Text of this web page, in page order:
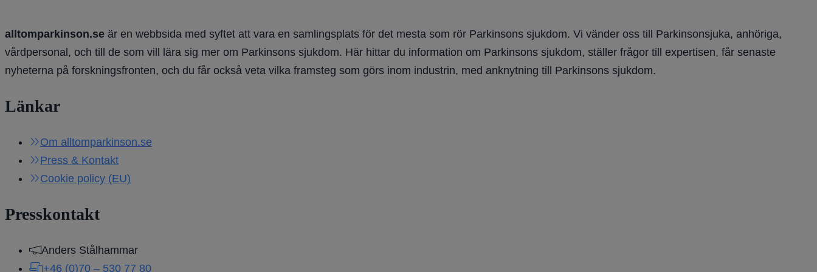
alltomparkinson.se är en webbsida med syftet att vara en samlingsplats för det mesta som rör Parkinsons sjukdom. Vi vänder oss till Parkinsonsjuka, anhöriga,
vårdpersonal, och till de som vill lära sig mer om Parkinsons sjukdom. Här hittar du information om Parkinsons sjukdom, ställer frågor till expertisen, får senaste
nyheterna på forskningsfronten, och du får också veta vilka framsteg som görs inom industrin, med anknytning till Parkinsons sjukdom.
Länkar
Om alltomparkinson.se
Press & Kontakt
Cookie policy (EU)
Presskontakt
Anders Stålhammar
+46 (0)70 – 530 77 80